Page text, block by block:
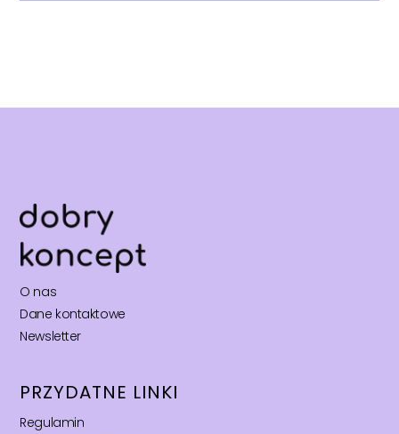
O nas
Dane kontaktowe
Newsletter
PRZYDATNE LINKI
Regulamin